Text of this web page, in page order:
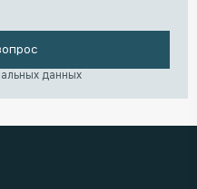
данных